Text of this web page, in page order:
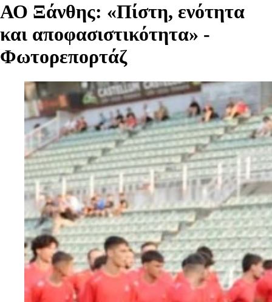
ΑΟ Ξάνθης: «Πίστη, ενότητα
και αποφασιστικότητα» -
Φωτορεπορτάζ